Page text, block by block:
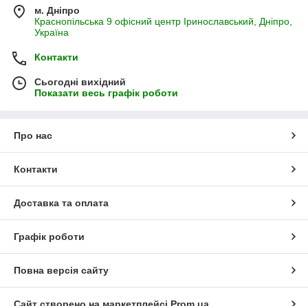
м. Дніпро
Краснопільська 9 офісний центр Іринославський, Дніпро,
Україна
Контакти
Сьогодні вихідний
Показати весь графік роботи
Про нас
Контакти
Доставка та оплата
Графік роботи
Повна версія сайту